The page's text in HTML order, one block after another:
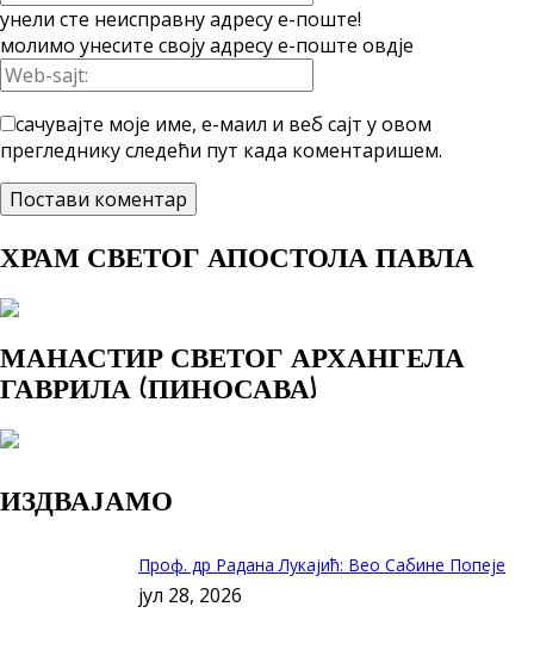
унели сте неисправну адресу е-поште!
молимо унесите своју адресу е-поште овдје
сачувајте моје име, е-маил и веб сајт у овом
прегледнику следећи пут када коментаришем.
ХРАМ СВЕТОГ АПОСТОЛА ПАВЛА
МАНАСТИР СВЕТОГ АРХАНГЕЛА
ГАВРИЛА (ПИНОСАВА)
ИЗДВАЈАМО
Проф. др Радана Лукајић: Вео Сабине Попеје
јул 28, 2026